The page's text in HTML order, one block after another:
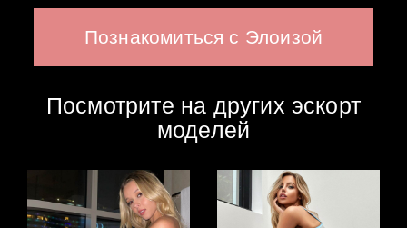
Познакомиться с Элоизой
Посмотрите на других эскорт
моделей